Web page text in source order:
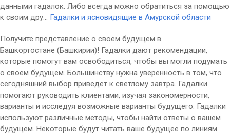
данными гадалок. Либо всегда можно обратиться за помощью
к своим дру... Гадалки и ясновидящие в Амурской области
Получите представление о своем будущем в
Башкортостане (Башкирии)! Гадалки дают рекомендации,
которые помогут вам освободиться, чтобы вы могли подумать
о своем будущем. Большинству нужна уверенность в том, что
сегодняшний выбор приведет к светлому завтра. Гадалки
помогают руководить клиентами, изучая закономерности,
варианты и исследуя возможные варианты будущего. Гадалки
используют различные методы, чтобы найти ответы о вашем
будущем. Некоторые будут читать ваше будущее по линиям